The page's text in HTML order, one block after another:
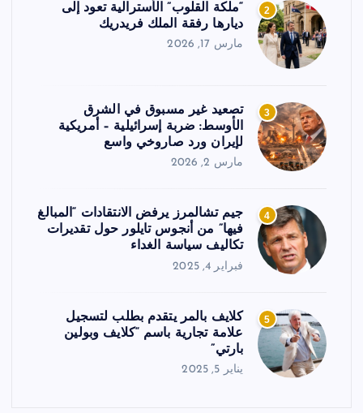
2
“ملكة القلوب” الأسترالية تعود إلى
ديارها رفقة الملك فريدريك
مارس 17, 2026
3
تصعيد غير مسبوق في الشرق
الأوسط: ضربة إسرائيلية – أمريكية
لإيران ورد صاروخي واسع
مارس 2, 2026
4
جيم تشالمرز يرفض الانتقادات “المبالغ
فيها” من أنجوس تايلور حول تقديرات
تكاليف سياسة الغداء
فبراير 4, 2025
5
كلايف بالمر يتقدم بطلب لتسجيل
علامة تجارية باسم “كلايف وبولين
بارتي”
يناير 5, 2025